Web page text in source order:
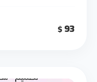
93
$